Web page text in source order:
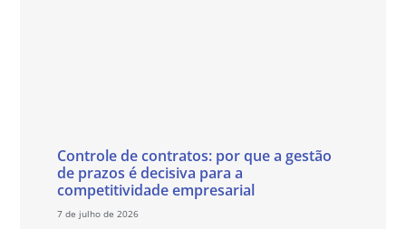
Controle de contratos: por que a gestão
de prazos é decisiva para a
competitividade empresarial
7 de julho de 2026